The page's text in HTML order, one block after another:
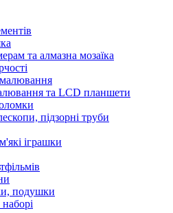
та алмазна мозаїка
та LCD планшети
підзорні труби
іграшки
подушки